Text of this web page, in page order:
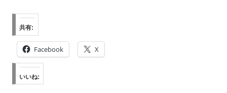
共有:
Facebook X
いいね: